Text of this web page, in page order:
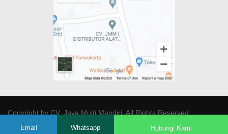
Copyright byCV. Java Multi Mandiri. All Rights Reserved.
Email Whatsapp Hubungi Kami